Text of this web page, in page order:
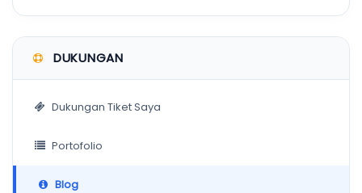
DUKUNGAN
Dukungan Tiket Saya
Portofolio
Blog